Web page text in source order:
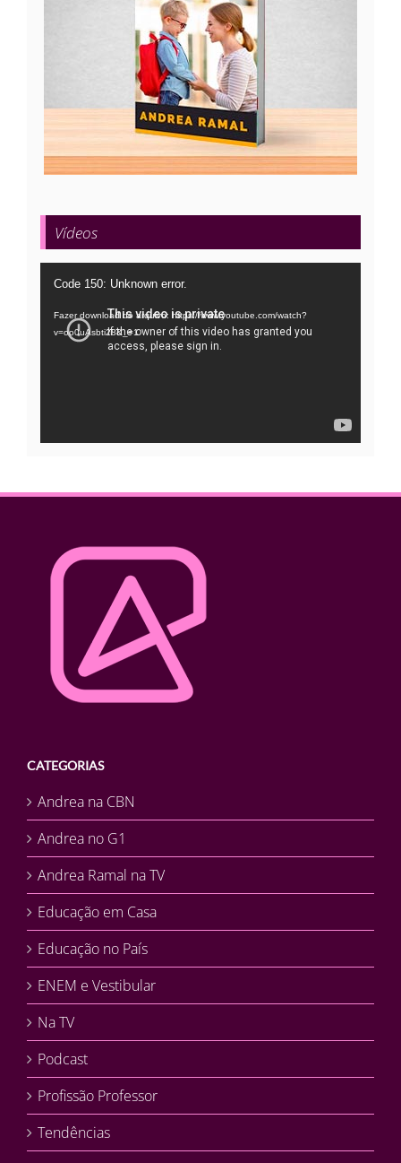
Vídeos
Tocador
vídeo
Code 150: Unknown error.
Fazer download do arquivo: https://www.youtube.com/watch?
v=oo0uAsbti28&_=1
CATEGORIAS
Andrea na CBN
Andrea no G1
Andrea Ramal na TV
Educação em Casa
Educação no País
ENEM e Vestibular
Na TV
Podcast
Profissão Professor
Tendências